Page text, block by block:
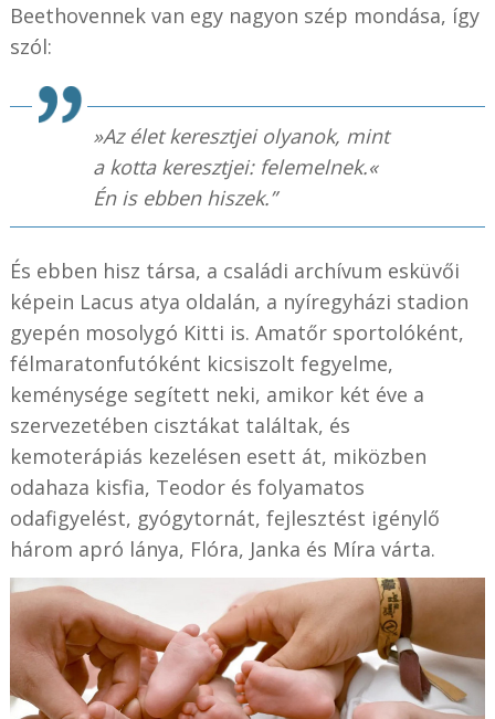
Beethovennek van egy nagyon szép mondása, így
szól:
»Az élet keresztjei olyanok, mint
a kotta keresztjei: felemelnek.«
Én is ebben hiszek.”
És ebben hisz társa, a családi archívum esküvői
képein Lacus atya oldalán, a nyíregyházi stadion
gyepén mosolygó Kitti is. Amatőr sportolóként,
félmaratonfutóként kicsiszolt fegyelme,
keménysége segített neki, amikor két éve a
szervezetében cisztákat találtak, és
kemoterápiás kezelésen esett át, miközben
odahaza kisfia, Teodor és folyamatos
odafigyelést, gyógytornát, fejlesztést igénylő
három apró lánya, Flóra, Janka és Míra várta.